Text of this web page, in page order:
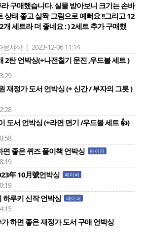
구매했습니다. 실물 받아보니 크기는 손바
상태 좋고 살짝 그림으로 예뻐요 !!그리고 12
세트라 더 좋네요 : ) 2세트 추가 구매했
몽샤샥 | 2023-12-06 11:14
2탄 언박싱(+나전칠기 문진 ,우드볼 세트 )
재정가 도서 언박싱 (+ 신간 / 부자의 그릇 )
도서 언박싱 (+라면 면기 /우드볼 세트 👍)
좋은 퀴즈 풀이책 언박싱 페이퍼
年 10月號언박싱 페이퍼
하루키 신작 언박싱 페이퍼
하면 좋은 재정가 도서 구매 언박싱